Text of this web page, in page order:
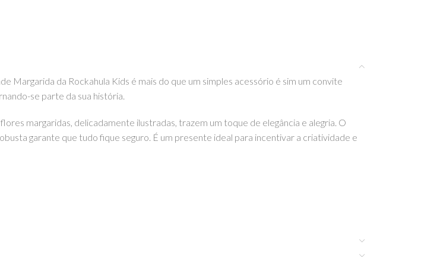
Margarida da Rockahula Kids é mais do que um simples acessório é sim um convite
se parte da sua história.
margaridas, delicadamente ilustradas, trazem um toque de elegância e alegria. O
garante que tudo fique seguro. É um presente ideal para incentivar a criatividade e